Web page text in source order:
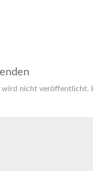
wird nicht veröffentlicht.